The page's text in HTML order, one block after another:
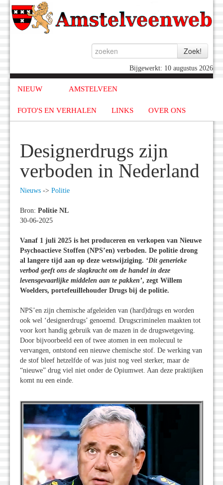
Bijgewerkt: 10 augustus 2026
NIEUW AMSTELVEEN
FOTO'S EN VERHALEN LINKS OVER ONS
Designerdrugs zijn
verboden in Nederland
Nieuws -> Politie
Bron: Politie NL
30-06-2025
Vanaf 1 juli 2025 is het produceren en verkopen van Nieuwe
Psychoactieve Stoffen (NPS’en) verboden. De politie drong
al langere tijd aan op deze wetswijziging. ‘Dit generieke
verbod geeft ons de slagkracht om de handel in deze
levensgevaarlijke middelen aan te pakken’, zegt Willem
Woelders, portefeuillehouder Drugs bij de politie.
NPS’en zijn chemische afgeleiden van (hard)drugs en worden
ook wel ‘designerdrugs’ genoemd. Drugscriminelen maakten tot
voor kort handig gebruik van de mazen in de drugswetgeving.
Door bijvoorbeeld een of twee atomen in een molecuul te
vervangen, ontstond een nieuwe chemische stof. De werking van
de stof bleef hetzelfde of was juist nog veel sterker, maar de
“nieuwe” drug viel niet onder de Opiumwet. Aan deze praktijken
komt nu een einde.